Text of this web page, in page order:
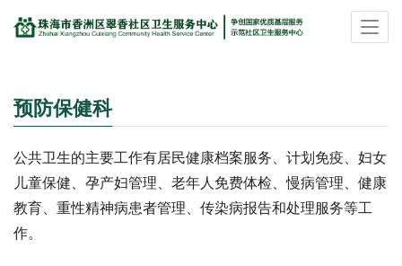
预防保健科
公共卫生的主要工作有居民健康档案服务、计划免疫、妇女
儿童保健、孕产妇管理、老年人免费体检、慢病管理、健康
教育、重性精神病患者管理、传染病报告和处理服务等工
作。